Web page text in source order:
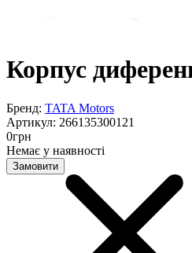
Корпус
Бренд: TATA Motors
Артикул: 266135300121
0грн
Немає у наявності
Замовити